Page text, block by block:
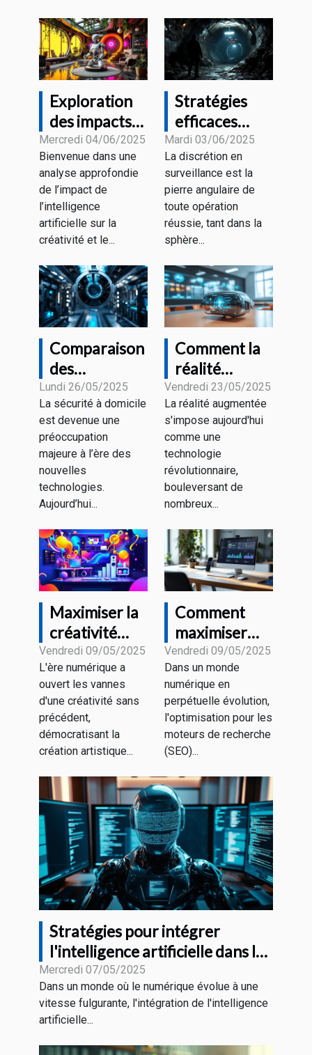
Exploration
des impacts
de l'IA sur la
créativité et
le marketing
visuel
Mercredi 04/06/2025
Bienvenue dans une
analyse approfondie
de l’impact de
l’intelligence
artificielle sur la
créativité et le...
Stratégies
efficaces
pour
renforcer la
discrétion en
surveillance
Mardi 03/06/2025
La discrétion en
surveillance est la
pierre angulaire de
toute opération
réussie, tant dans la
sphère...
Comparaison
des
technologies
modernes
pour la
sécurité à
domicile
Lundi 26/05/2025
La sécurité à domicile
est devenue une
préoccupation
majeure à l’ère des
nouvelles
technologies.
Aujourd’hui...
Comment la
réalité
augmentée
transforme-
t-elle
l'éducation
aujourd'hui ?
Vendredi 23/05/2025
La réalité augmentée
s'impose aujourd'hui
comme une
technologie
révolutionnaire,
bouleversant de
nombreux...
Maximiser la
créativité
avec les
générateurs
d'images
assistés par
IA
Vendredi 09/05/2025
L'ère numérique a
ouvert les vannes
d'une créativité sans
précédent,
démocratisant la
création artistique...
Comment
maximiser
l'efficacité du
SEO avec des
outils d'IA
Vendredi 09/05/2025
Dans un monde
numérique en
perpétuelle évolution,
l'optimisation pour les
moteurs de recherche
(SEO)...
Stratégies pour intégrer
l'intelligence artificielle dans la
création de contenu web
Mercredi 07/05/2025
Dans un monde où le numérique évolue à une
vitesse fulgurante, l'intégration de l'intelligence
artificielle...